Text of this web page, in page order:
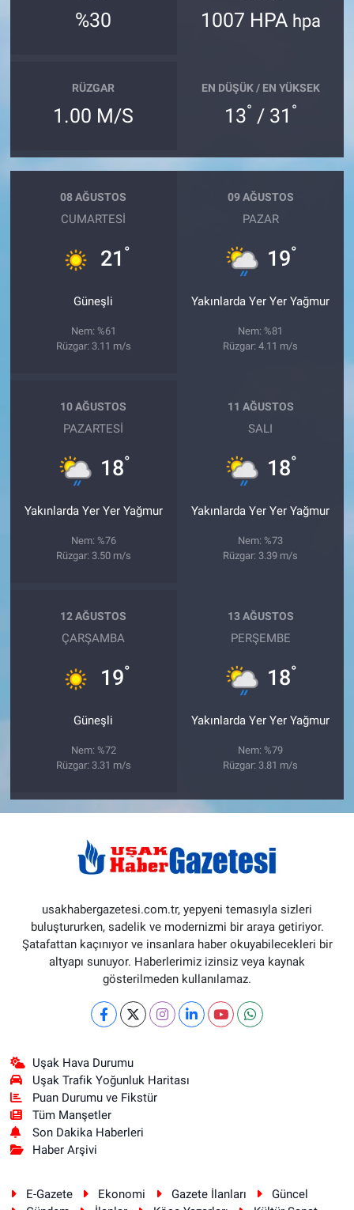
%30 1007 HPA hpa
RÜZGAR
1.00 M/S
EN DÜŞÜK / EN YÜKSEK
13° / 31 °
08 AĞUSTOS
CUMARTESI
21 °
Güneşli
Nem: %61
Rüzgar: 3.11 m/s
09 AĞUSTOS
PAZAR
19°
Yakınlarda Yer Yer Yağmur
Nem: %81
Rüzgar: 4.11 m/s
10 AĞUSTOS
PAZARTESI
18°
Yakınlarda Yer Yer Yağmur
Nem: %76
Rüzgar: 3.50 m/s
11 AĞUSTOS
SALI
18°
Yakınlarda Yer Yer Yağmur
Nem: %73
Rüzgar: 3.39 m/s
12 AĞUSTOS
ÇARŞAMBA
19°
Güneşli
Nem: %72
Rüzgar: 3.31 m/s
13 AĞUSTOS
PERŞEMBE
18°
Yakınlarda Yer Yer Yağmur
Nem: %79
Rüzgar: 3.81 m/s
usakhabergazetesi.com.tr, yepyeni temasıyla sizleri
buluştururken, sadelik ve modernizmi bir araya getiriyor.
Şatafattan kaçınıyor ve insanlara haber okuyabilecekleri bir
altyapı sunuyor. Haberlerimiz izinsiz veya kaynak
gösterilmeden kullanılamaz.
Uşak Hava Durumu
Uşak Trafik Yoğunluk Haritası
Puan Durumu ve Fikstür
Tüm Manşetler
Son Dakika Haberleri
Haber Arşivi
E-Gazete Ekonomi Gazete İlanları
Güncel